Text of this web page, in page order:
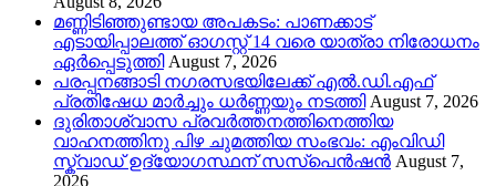
മണ്ണിടിഞ്ഞുണ്ടായ അപകടം: പാണക്കാട്
എടായിപ്പാലത്ത് ഓഗസ്റ്റ് 14 വരെ യാത്രാ നിരോധനം
ഏര്‍പ്പെടുത്തി August 7, 2026
പരപ്പനങ്ങാടി നഗരസഭയിലേക്ക് എൽ.ഡി.എഫ്
പ്രതിഷേധ മാർച്ചും ധർണ്ണയും നടത്തി August 7, 2026
ദുരിതാശ്വാസ പ്രവർത്തനത്തിനെത്തിയ
വാഹനത്തിനു പിഴ ചുമത്തിയ സംഭവം: എംവിഡി
സ്ക്വാഡ് ഉദ്യോഗസ്ഥന് സസ്പെൻഷൻ August 7,
2026